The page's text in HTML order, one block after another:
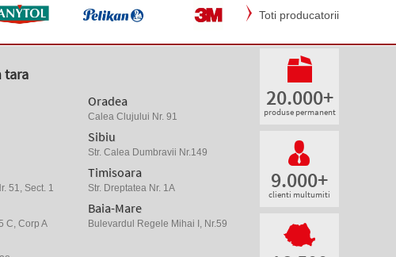
Toti producatorii
tara
51, Sect. 1
C, Corp A
Oradea
Calea Clujului Nr. 91
Sibiu
Str. Calea Dumbravii Nr.149
Timisoara
Str. Dreptatea Nr. 1A
Baia-Mare
Bulevardul Regele Mihai I, Nr.59
20.000+
produse permanent
9.000+
clienti multumiti